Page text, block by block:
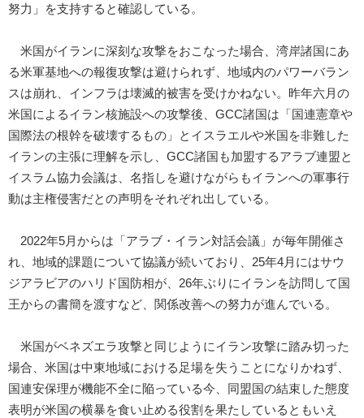
努力」を支持すると確認している。
米国がイランに深刻な攻撃をおこなった場合、湾岸諸国にあ
る米軍基地への報復攻撃は避けられず、地域内のパワーバラン
スは崩れ、インフラは壊滅的被害を受けかねない。昨年六月の
米国によるイラン核施設への攻撃後、GCC諸国は「国連憲章や
国際法の根幹を破壊するもの」とイスラエルや米国を非難した
イランの主張に理解を示し、GCC諸国も加盟するアラブ連盟と
イスラム協力会議は、名指しを避けながらもイランへの軍事行
動は主権侵害だとの声明をそれぞれ出している。
2022年5月からは「アラブ・イラン対話会議」が毎年開催さ
れ、地域的課題について協議が続いており、25年4月にはサウ
ジアラビアのハリド国防相が、26年ぶりにイランを訪問して国
王からの書簡を渡すなど、関係改善への努力が進んでいる。
米国がベネズエラ攻撃と同じようにイラン攻撃に踏み切った
場合、米国は中東地域における足場を失うことになりかねず、
国連安保理が機能不全に陥っている今、同盟国の結束した態度
表明が米国の横暴を食い止める役割を果たしているともいえ